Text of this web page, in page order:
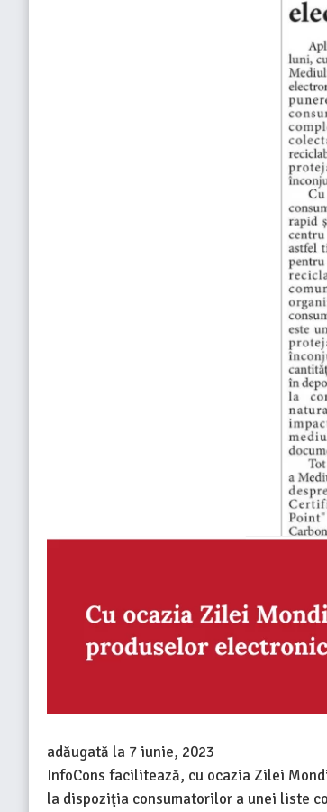
adăugată la 7 iunie, 2023
InfoCons facilitează, cu ocazia Zilei
la dispoziţia consumatorilor a unei liste